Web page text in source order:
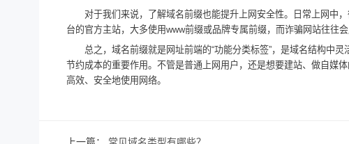
对于我们来说，了解域名前缀也能提升上网安全性。日常上网中
台的官方主站，大多使用www前缀或品牌专属前缀，而诈骗网站往往
总之，域名前缀就是网址前端的“功能分类标签”，是域名结构中
节约成本的重要作用。不管是普通上网用户，还是想要建站、做自媒
高效、安全地使用网络。